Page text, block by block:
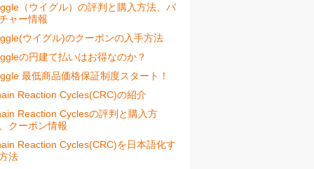
（ウイグル）の評判と購入方法、バ
ャー情報
ウイグル)のクーポンの入手方法
の円建て払いはお得なのか？
最低商品価格保証制度スタート！
Reaction Cycles(CRC)の紹介
Reaction Cyclesの評判と購入方
クーポン情報
Reaction Cycles(CRC)を日本語化す
法